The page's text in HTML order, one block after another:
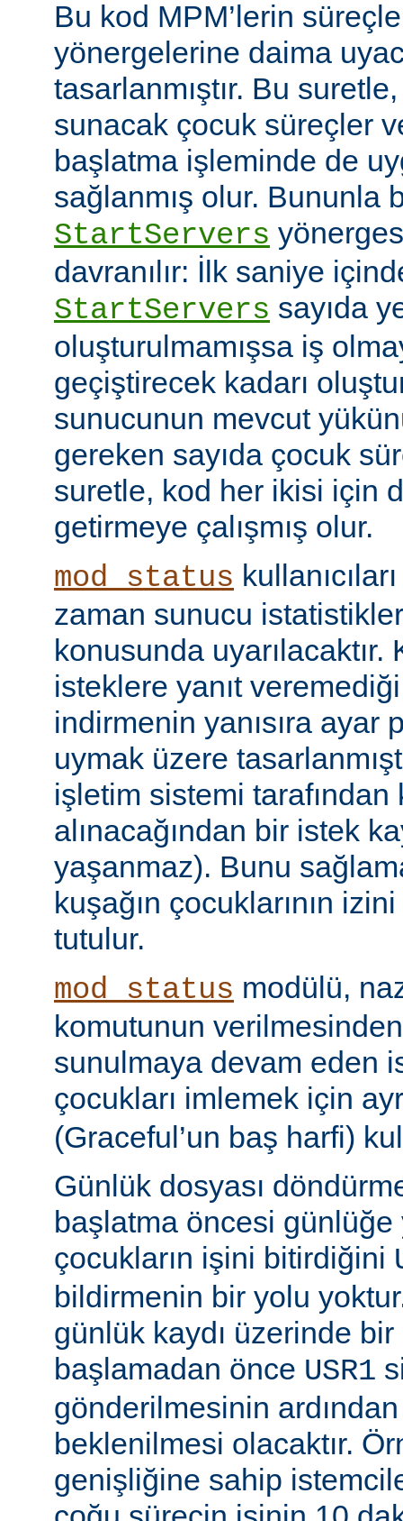
Bu kod MPM’lerin
yönergelerine daima
tasarlanmıştır. Bu
sunacak çocuk süreçler
başlatma işleminde de
sağlanmış olur. Bununla
StartServers
davranılır: İlk saniye
StartServers sayıda
oluşturulmamışsa iş
geçiştirecek kadarı
sunucunun mevcut
gereken sayıda çocuk
suretle, kod her ikisi için
getirmeye çalışmış olur.
mod_status
zaman sunucu
konusunda
isteklere yanıt
indirmenin yanısıra ayar
uymak üzere
işletim sistemi tarafından
alınacağından bir istek
yaşanmaz). Bunu
kuşağın çocuklarının
tutulur.
mod_status modülü,
komutunun
sunulmaya devam eden
çocukları imlemek için
(Graceful’un baş harfi)
Günlük dosyası
başlatma öncesi
çocukların işini bitirdiğini
bildirmenin bir yolu
günlük kaydı üzerinde
başlamadan önce USR1
gönderilmesinin
beklenilmesi olacaktır.
genişliğine sahip